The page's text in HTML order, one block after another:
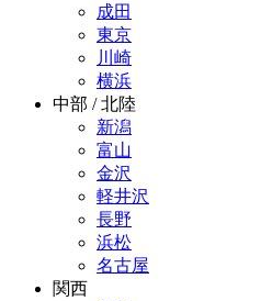
成田
東京
川崎
横浜
中部 / 北陸
新潟
富山
金沢
軽井沢
長野
浜松
名古屋
関西